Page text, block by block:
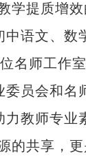
学提质增效
文、数
名师工作
员会和名
教师专业
共享，更